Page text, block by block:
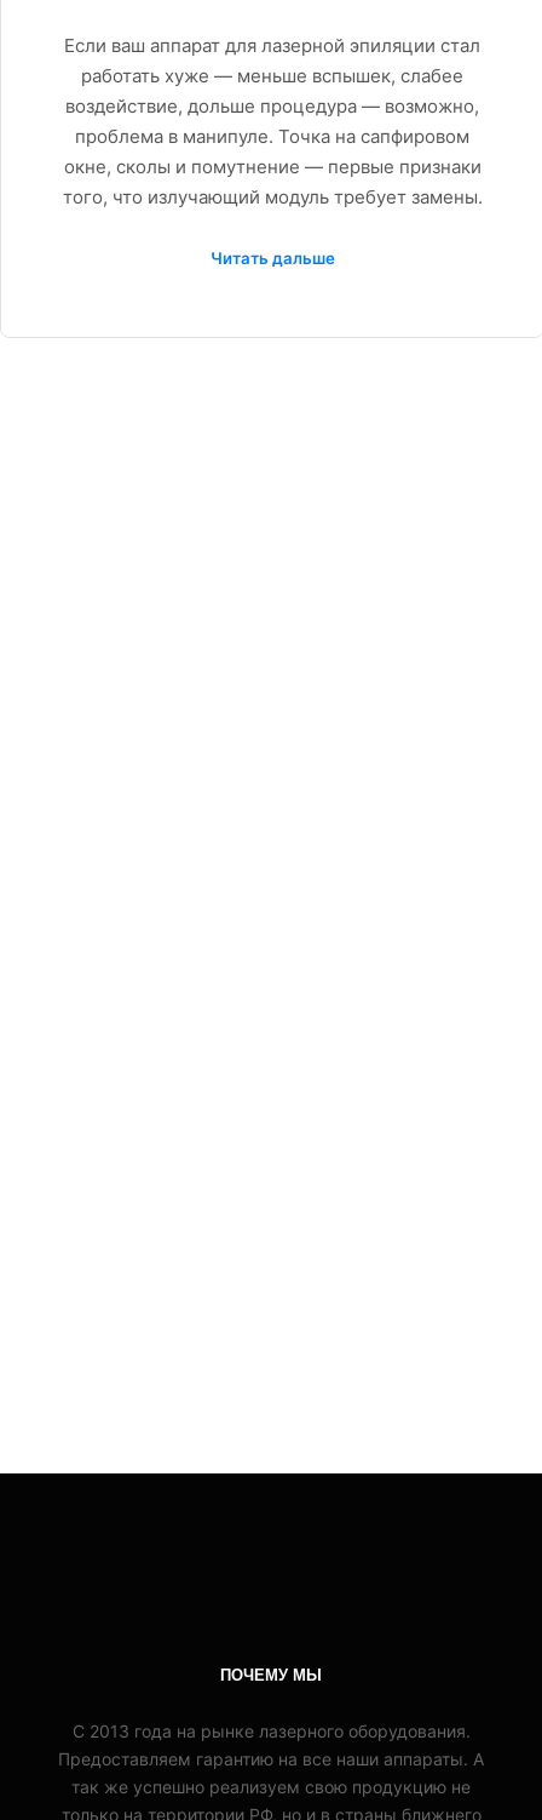
Если ваш аппарат для лазерной эпиляции стал
работать хуже — меньше вспышек, слабее
воздействие, дольше процедура — возможно,
проблема в манипуле. Точка на сапфировом
окне, сколы и помутнение — первые признаки
того, что излучающий модуль требует замены.
Читать дальше
ПОЧЕМУ МЫ
С 2013 года на рынке лазерного оборудования.
Предоставляем гарантию на все наши аппараты. А
так же успешно реализуем свою продукцию не
только на территории РФ, но и в страны ближнего